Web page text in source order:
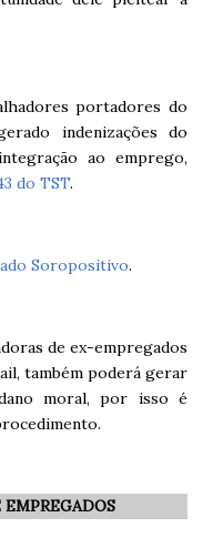
portadores do
indenizações do
ao emprego,
do TST.
Soropositivo.
de ex-empregados
também poderá gerar
moral, por isso é